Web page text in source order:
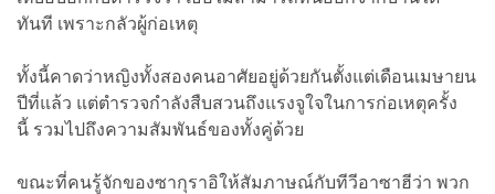
ทันที เพราะกลัวผู้ก่อเหตุ
ทั้งนี้คาดว่าหญิงทั้งสองคนอาศัยอยู่ด้วยกันตั้งแต่เดือนเมษายน
ปีที่แล้ว แต่ตำรวจกำลังสืบสวนถึงแรงจูใจในการก่อเหตุครั้ง
นี้ รวมไปถึงความสัมพันธ์ของทั้งคู่ด้วย
ขณะที่คนรู้จักของซากุราอิให้สัมภาษณ์กับทีวีอาซาฮีว่า พวก